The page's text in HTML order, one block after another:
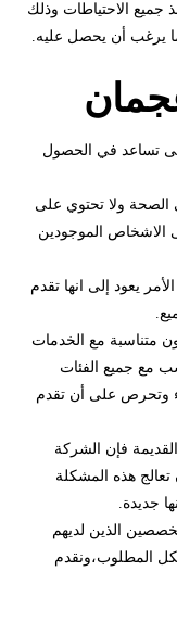
الاحتياطات وذلك
يرغب أن يحصل عليه.
تساعد في الحصول
ولا تحتوي على
الاشخاص الموجودين
يعود إلى انها تقدم
متناسبة مع الخدمات
مع جميع الفئات
وتحرص على أن تقدم
فإن الشركة
تعالج هذه المشكلة
جديدة.
الذين لديهم
المطلوب،ونقدم